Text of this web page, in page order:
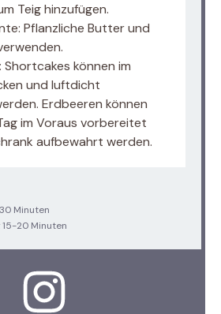
Teig hinzufügen.
Pflanzliche Butter und
können im
und luftdicht
Erdbeeren können
im Voraus vorbereitet
aufbewahrt werden.
30 Minuten
15-20 Minuten